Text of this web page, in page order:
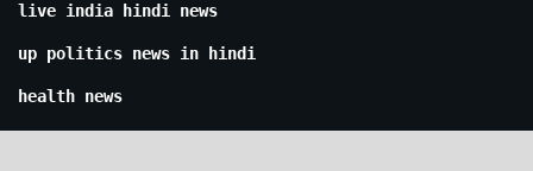
live india hindi news
up politics news in hindi
health news